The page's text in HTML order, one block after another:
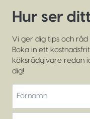
Hur ser
Vi ger dig tips och
Boka in ett
köksrådgivare redan
dig!